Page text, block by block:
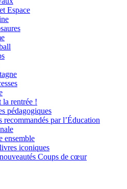
Espace
la rentrée !
pédagogiques
recommandés par l’Éducation
ensemble
iconiques
Coups de cœur